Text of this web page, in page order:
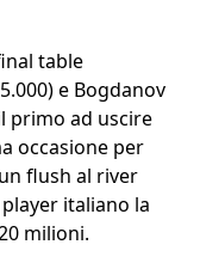
table
e Bogdanov
primo ad uscire
occasione per
flush al river
italiano la
milioni.